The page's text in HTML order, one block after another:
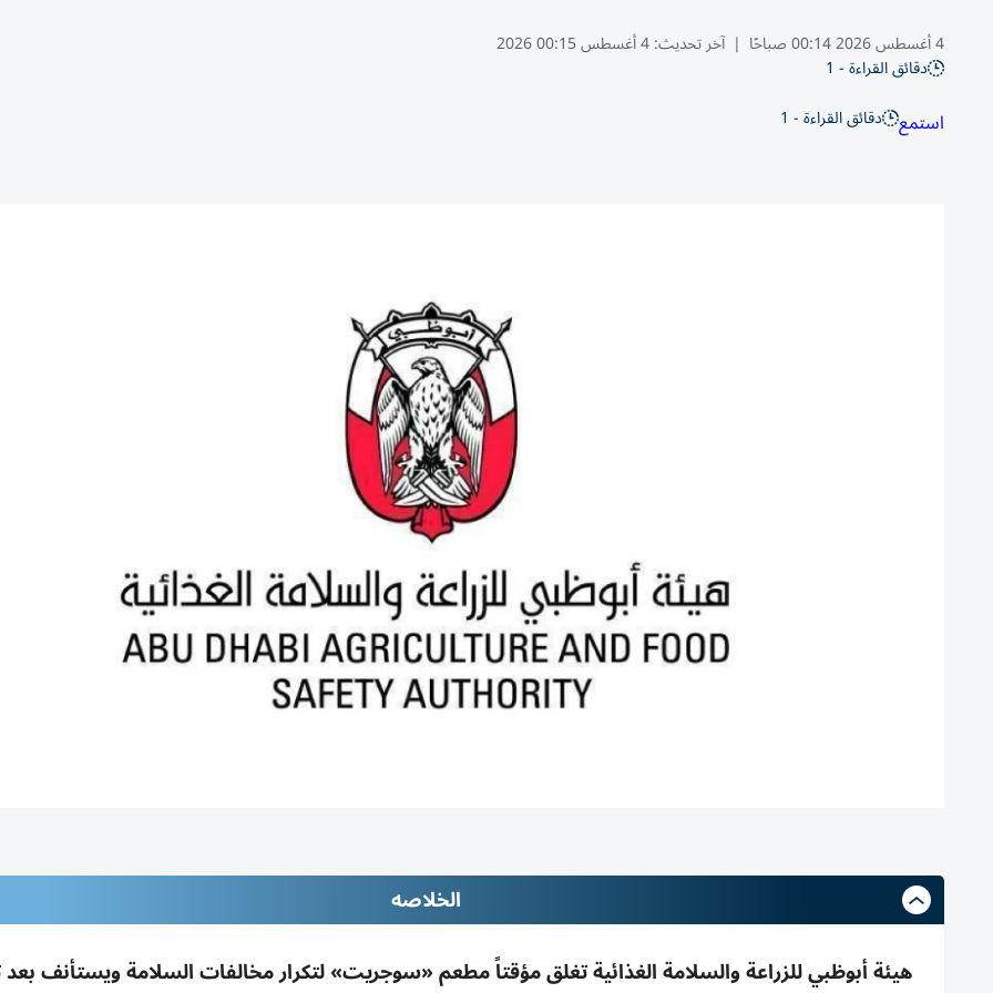
4 أغسطس 2026 00:14 صباحًا | آخر تحديث:4 أغسطس 00:15 2026
دقائق القراءة - 1
استمع دقائق القراءة - 1
الخلاصه
هيئة أبوظبي للزراعة والسلامة الغذائية تغلق مؤقتاً مطعم «سوجريت» لتكرار مخالفات السلامة ويستأنف